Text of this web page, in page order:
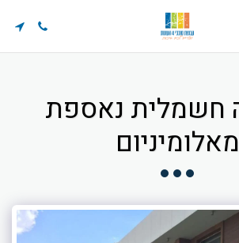
חשמלית נאספת
מאלומיניום